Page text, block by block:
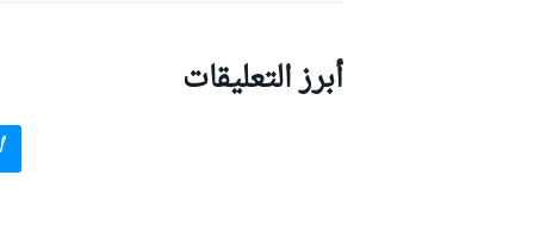
أبرز التعليقات